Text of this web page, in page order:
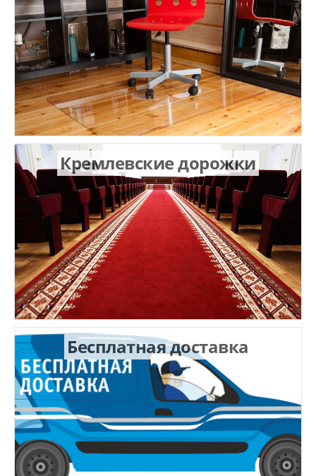
Кремлевские дорожки
Бесплатная доставка